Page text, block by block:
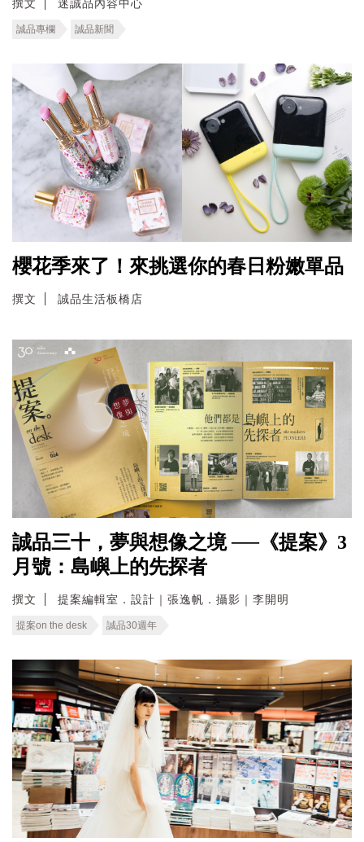
撰文 迷誠品內容中心
誠品專欄 誠品新聞
櫻花季來了！來挑選你的春日粉嫩單品
撰文 誠品生活板橋店
誠品三十，夢與想像之境 ──《提案》3
月號：島嶼上的先探者
撰文 提案編輯室．設計｜張逸帆．攝影｜李開明
提案on the desk 誠品30週年